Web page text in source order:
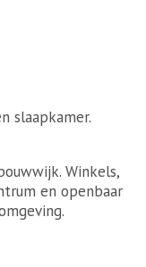
slaapkamer.
Winkels,
en openbaar